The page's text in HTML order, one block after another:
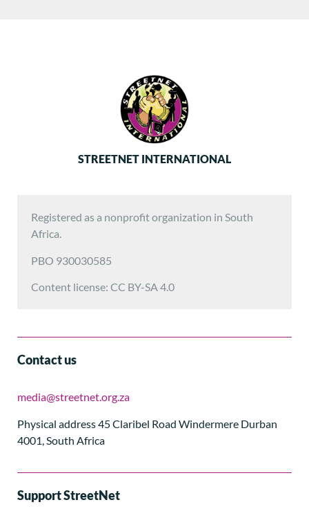
STREETNET INTERNATIONAL
Registered as a nonprofit organization in South
Africa.
PBO 930030585
Content license: CC BY-SA 4.0
Contact us
media@streetnet.org.za
Physical address 45 Claribel Road Windermere Durban
4001, South Africa
Support StreetNet